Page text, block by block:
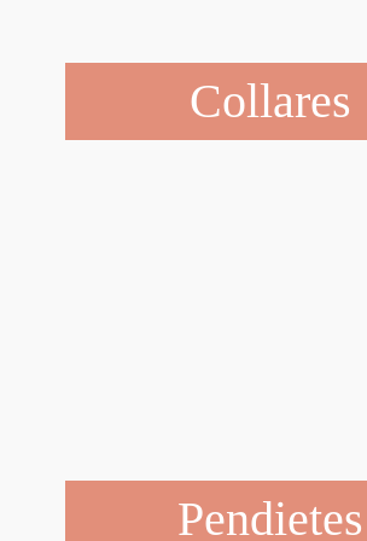
Collares
Pendietes